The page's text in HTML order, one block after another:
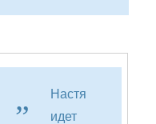
Настя
идет